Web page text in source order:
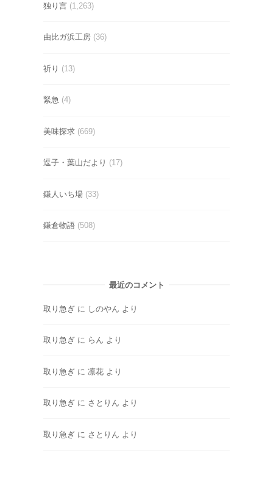
独り言 (1,263)
由比ガ浜工房 (36)
祈り (13)
緊急 (4)
美味探求 (669)
逗子・葉山だより (17)
鎌人いち場 (33)
鎌倉物語 (508)
最近のコメント
取り急ぎ に しのやん より
取り急ぎ に らん より
取り急ぎ に 凛花 より
取り急ぎ に さとりん より
取り急ぎ に さとりん より